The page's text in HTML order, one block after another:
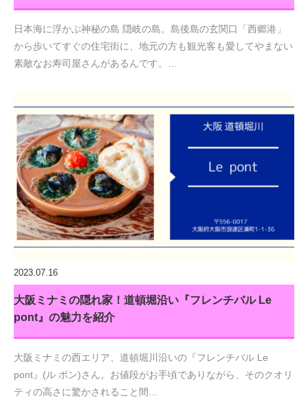
日本海に浮かぶ神秘の島 隠岐の島。島後島の玄関口「西郷港」
から歩いてすぐの住宅街に、地元の方も観光客も愛してやまない
素敵なお寿司屋さんがあるんです。…
2023.07.16
大阪ミナミの隠れ家！道頓堀沿い『フレンチバル Le
pont』の魅力を紹介
大阪ミナミの西エリア、道頓堀川沿いの『フレンチバル Le
pont』(ル ポン)さん。お値段がお手頃でありながら、そのクオリ
ティの高さに驚かされること間…